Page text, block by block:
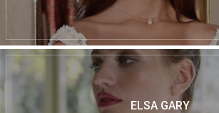
ELSA GARY